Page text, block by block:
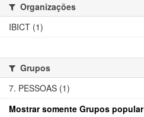
Organizações
IBICT (1)
Grupos
7. PESSOAS (1)
Mostrar somente Grupos popular